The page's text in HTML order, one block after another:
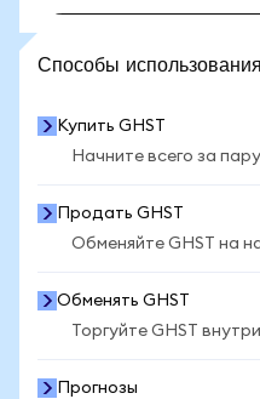
Способы
Купить GHST
Начните всего за
Продать GHST
Обменяйте GHST на
Обменять GHST
Торгуйте GHST
Прогнозы